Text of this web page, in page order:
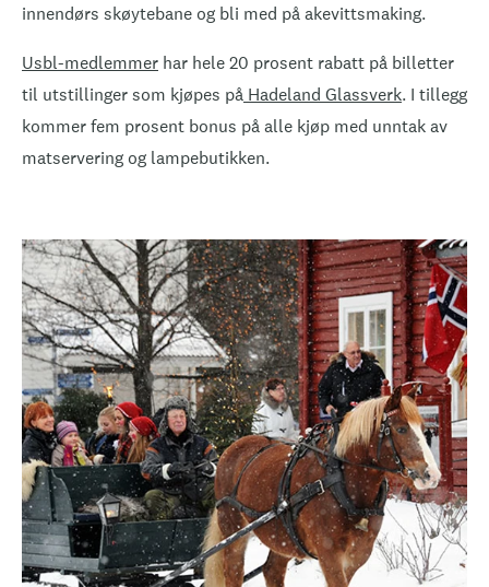
innendørs skøytebane og bli med på akevittsmaking.
Usbl-medlemmer har hele 20 prosent rabatt på billetter
til utstillinger som kjøpes på Hadeland Glassverk. I tillegg
kommer fem prosent bonus på alle kjøp med unntak av
matservering og lampebutikken.